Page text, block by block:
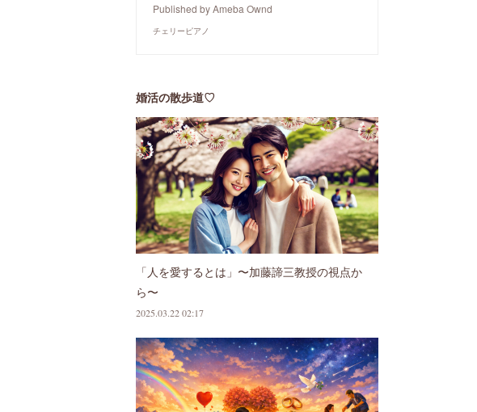
Published by Ameba Ownd
チェリーピアノ
婚活の散歩道♡
「人を愛するとは」〜加藤諦三教授の視点か
ら〜
2025.03.22 02:17